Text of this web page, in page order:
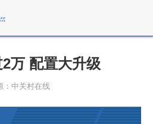
万 配置大升级
：中关村在线